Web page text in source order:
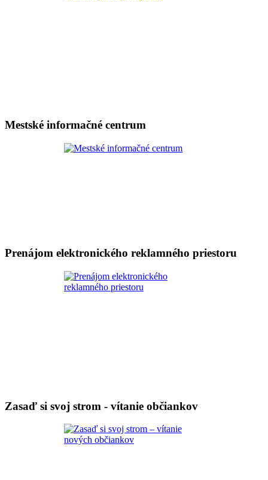
Mestské informačné centrum
Prenájom elektronického reklamného priestoru
Zasaď si svoj strom - vítanie občiankov